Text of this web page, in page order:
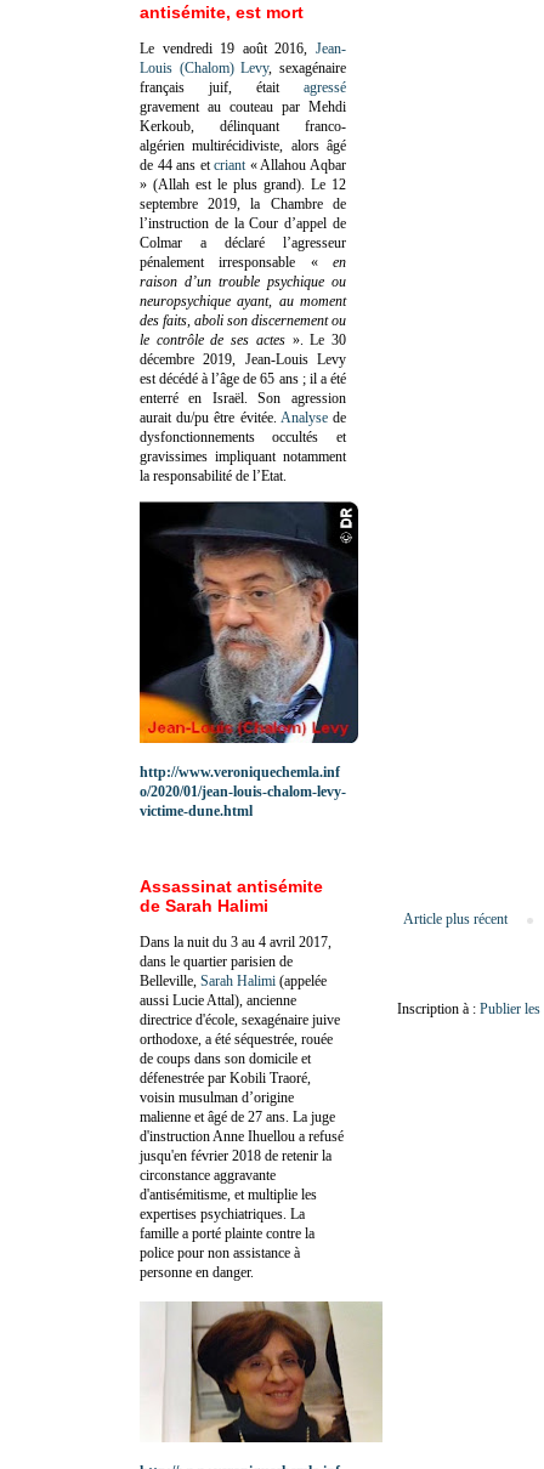
Article plus récent
Inscription à : Publier
antisémite, est mort
Le vendredi 19 août 2016, Jean-
Louis (Chalom) Levy, sexagénaire
français juif, était agressé
gravement au couteau par Mehdi
Kerkoub, délinquant franco-
algérien multirécidiviste, alors âgé
de 44 ans etcriant « Allahou Aqbar
» (Allah est le plus grand). Le 12
septembre 2019, la Chambre de
l’instruction de la Cour d’appel de
Colmar a déclaré l’agresseur
pénalement irresponsable «en
raison d’un trouble psychique ou
neuropsychique ayant, au moment
des faits, aboli son discernement ou
le contrôle de ses actes». Le 30
décembre 2019, Jean-Louis Levy
est décédé à l’âge de 65 ans ; il a été
enterré en Israël. Son agression
aurait du/pu être évitée. Analysede
dysfonctionnements occultés et
gravissimes impliquant notamment
la responsabilité de l’Etat.
http://www.veroniquechemla.inf
o/2020/01/jean-louis-chalom-levy-
victime-dune.html
Assassinat antisémite
de Sarah Halimi
Dans la nuit du 3 au 4 avril 2017,
dans le quartier parisien de
Belleville, Sarah Halimi (appelée
aussi Lucie Attal), ancienne
directrice d'école, sexagénaire juive
orthodoxe, a été séquestrée, rouée
de coups dans son domicile et
défenestrée par Kobili Traoré,
voisin musulman d’origine
malienne et âgé de 27 ans. La juge
d'instruction Anne Ihuellou a refusé
jusqu'en février 2018 de retenir la
circonstance aggravante
d'antisémitisme, et multiplie les
expertises psychiatriques. La
famille a porté plainte contre la
police pour non assistance à
personne en danger.